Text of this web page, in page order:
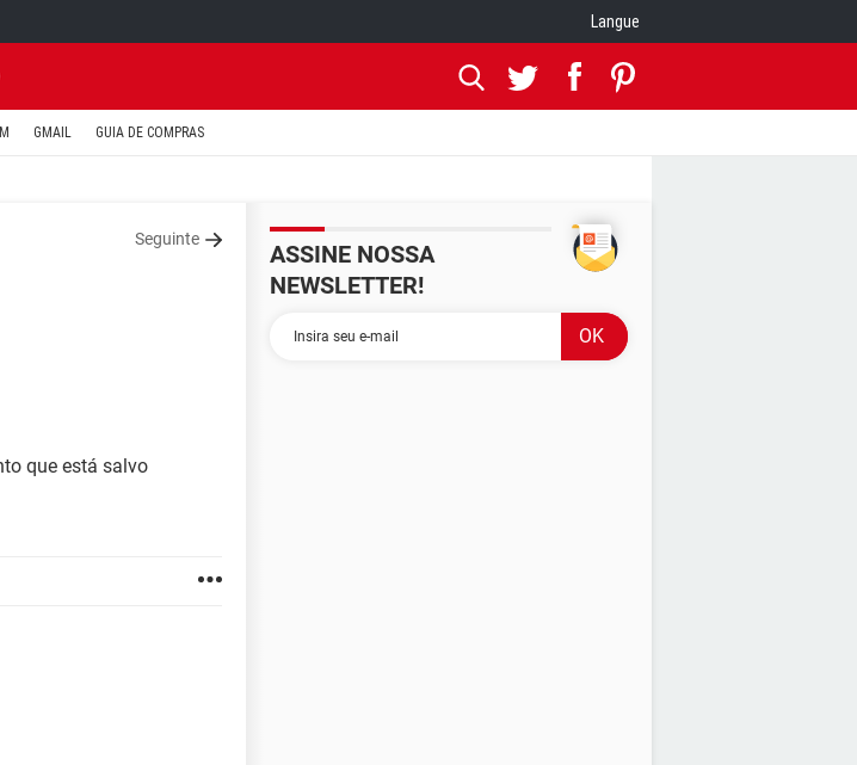
Langue
GMAIL GUIA DE COMPRAS
Seguinte
que está salvo
ASSINE NOSSA
NEWSLETTER!